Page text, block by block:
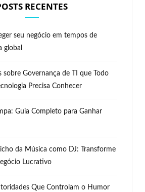
RECENTES
seu negócio em tempos de
global
sobre Governança de TI que Todo
Precisa Conhecer
Guia Completo para Ganhar
da Música como DJ: Transforme
Lucrativo
Que Controlam o Humor